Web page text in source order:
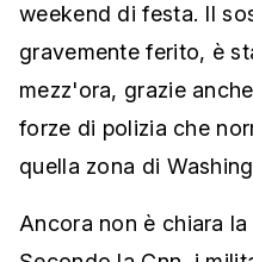
weekend di festa. Il
gravemente ferito, è
mezz'ora, grazie
forze di polizia che
quella zona di
Ancora non è chiara